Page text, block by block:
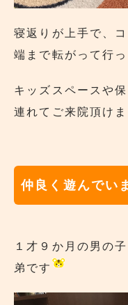
寝返りが上手で、
端まで転がって行
キッズスペースや
連れてご来院頂けま
仲良く遊んでい
１才９か月の男の
弟です